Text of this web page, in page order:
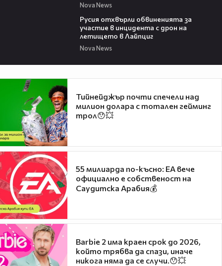
Nova News
Русия отхвърли обвиненията за
участие в инцидента с дрон на
летището в Лайпциг
Nova News
Тийнейджър почти спечели над
милион долара с тотален гейминг
трол😯💥
55 милиарда по-късно: EA вече
официално е собственост на
Саудитска Арабия💰
Barbie 2 има краен срок до 2026,
който трябва да спази, иначе
никога няма да се случи.😯💥